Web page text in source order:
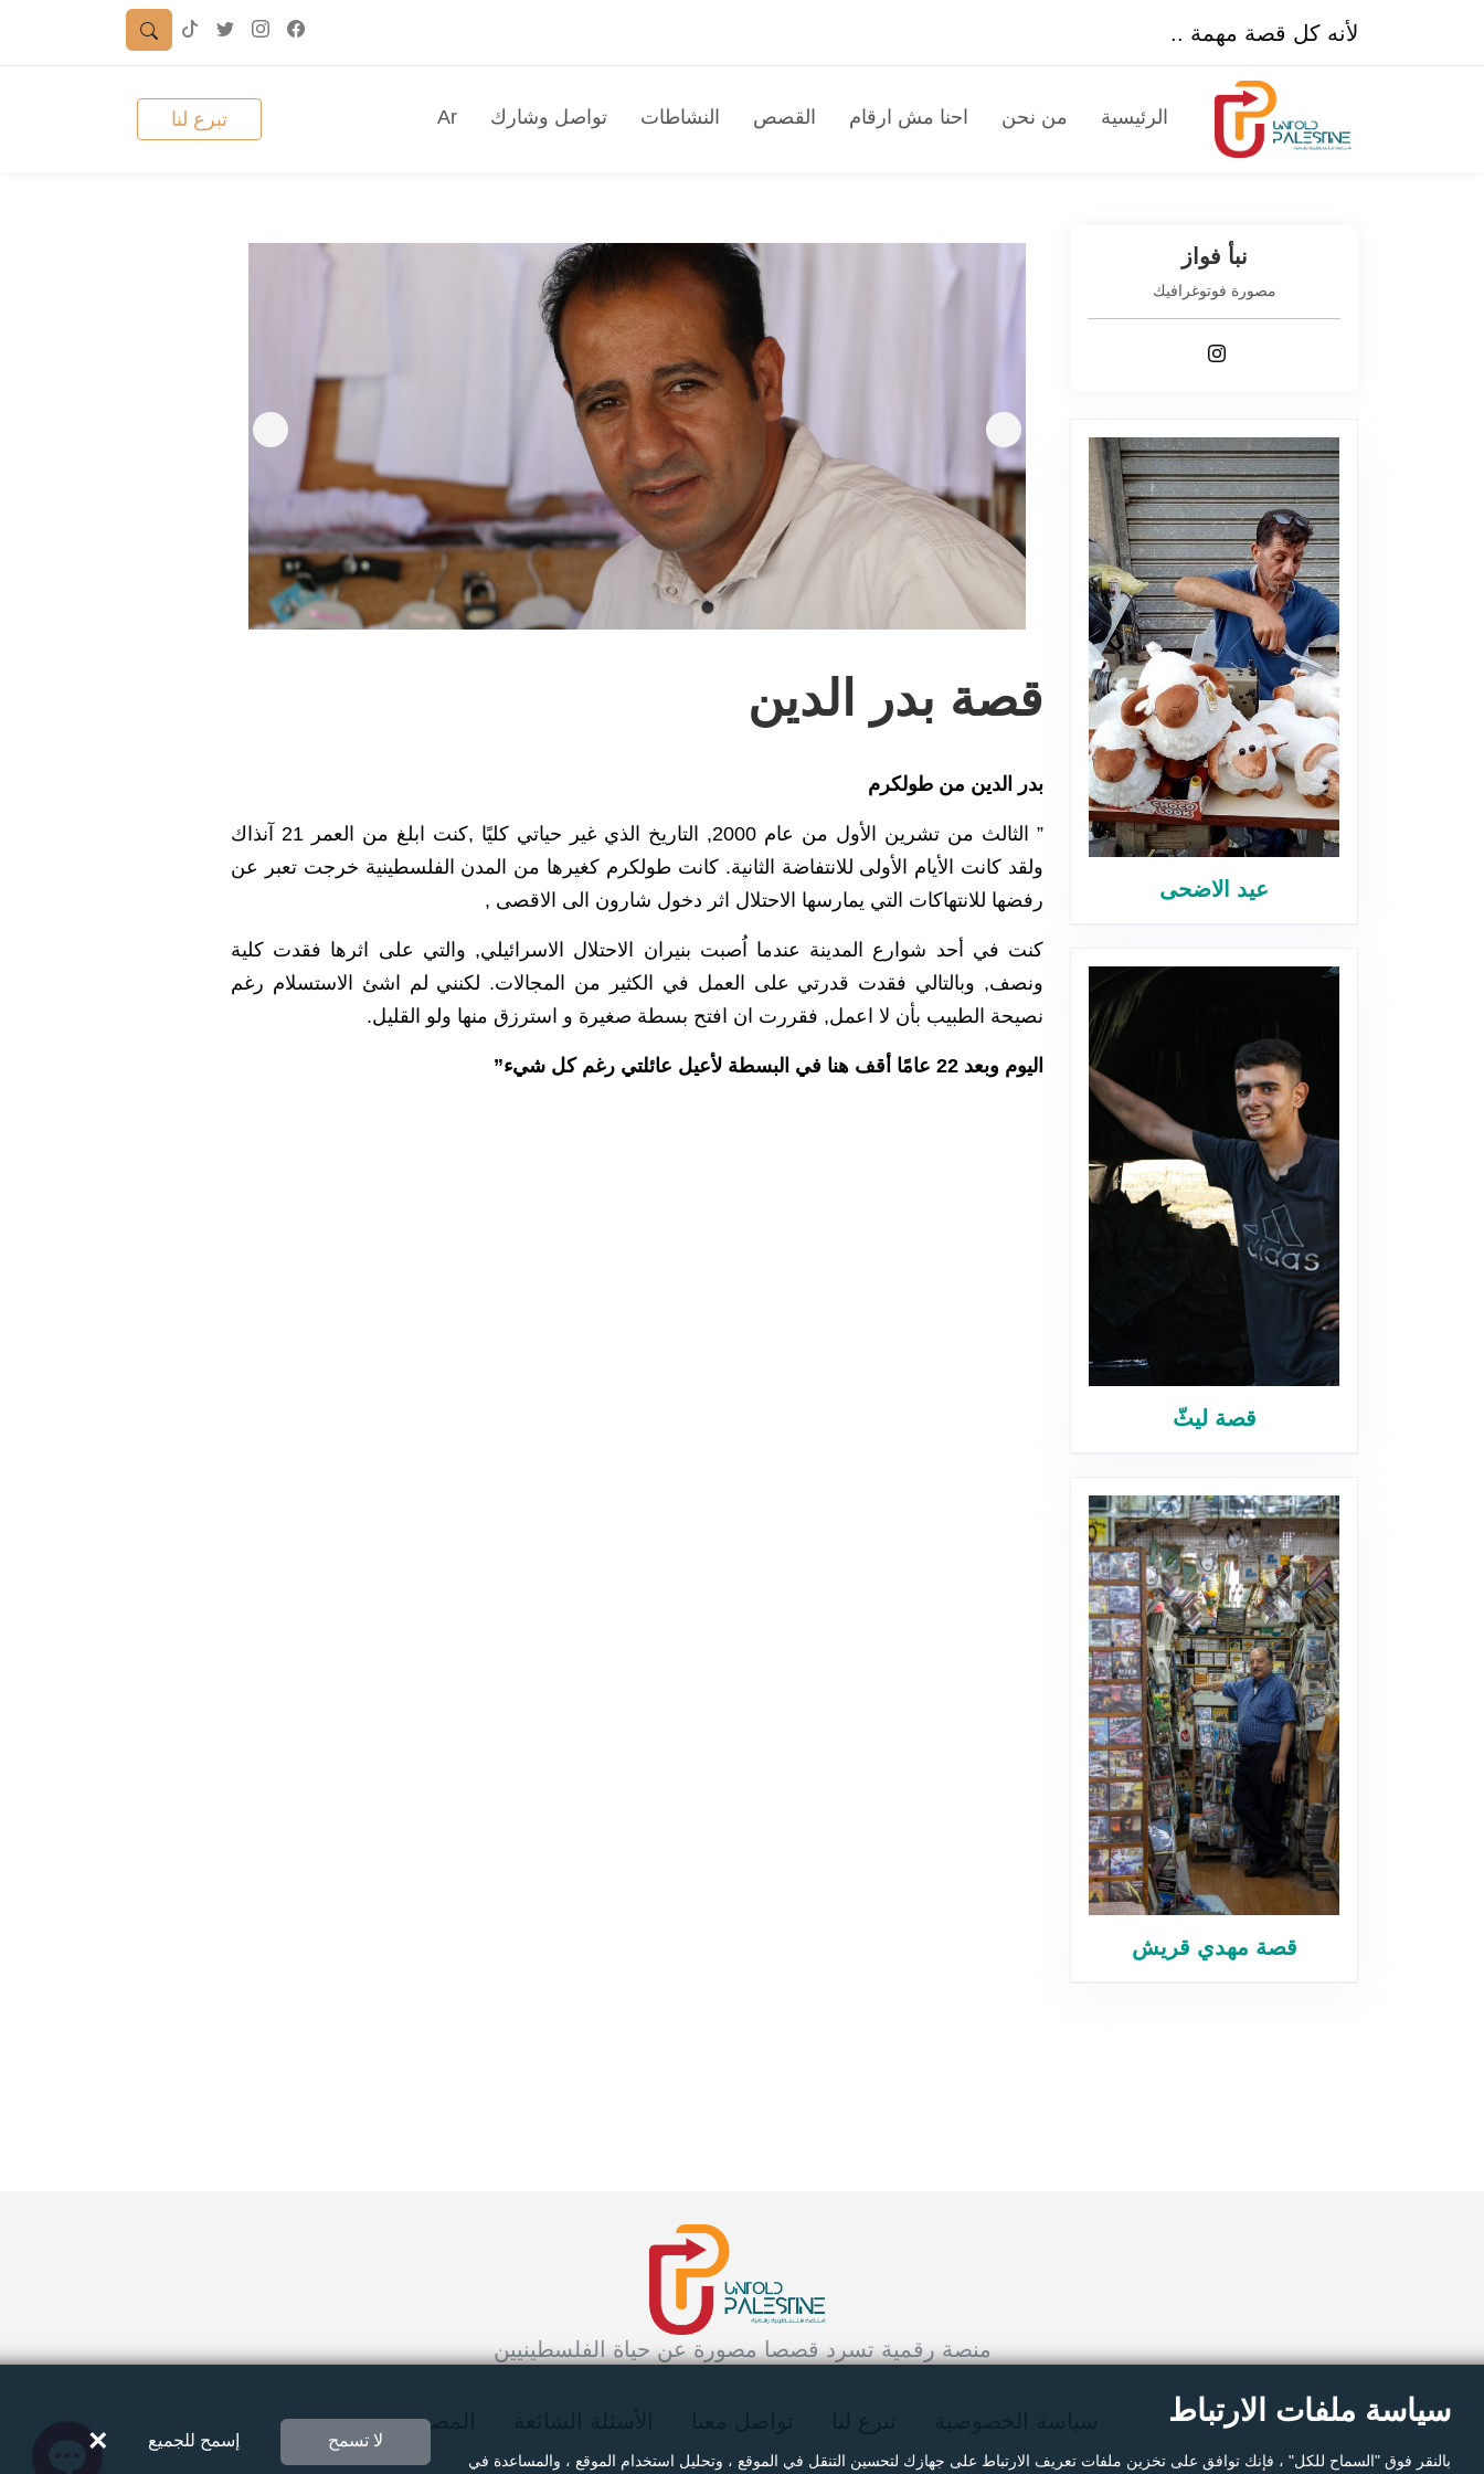
لأنه كل قصة مهمة ..
الرئيسية من نحن احنا مش ارقام القصص النشاطات تواصل وشارك Ar تبرع لنا
نبأ فواز
مصورة فوتوغرافيك
عيد الاضحى
قصة ليثّ
قصة مهدي قريش
قصة بدر الدين
بدر الدين من طولكرم
” الثالث من تشرين الأول من عام 2000, التاريخ الذي غير حياتي كليًا ,كنت ابلغ من العمر 21 آنذاك
ولقد كانت الأيام الأولى للانتفاضة الثانية. كانت طولكرم كغيرها من المدن الفلسطينية خرجت تعبر عن
رفضها للانتهاكات التي يمارسها الاحتلال اثر دخول شارون الى الاقصى ,
كنت في أحد شوارع المدينة عندما اُصبت بنيران الاحتلال الاسرائيلي, والتي على اثرها فقدت كلية
ونصف, وبالتالي فقدت قدرتي على العمل في الكثير من المجالات. لكنني لم اشئ الاستسلام رغم
نصيحة الطبيب بأن لا اعمل, فقررت ان افتح بسطة صغيرة و استرزق منها ولو القليل.
اليوم وبعد 22 عامًا أقف هنا في البسطة لأعيل عائلتي رغم كل شيء”
منصة رقمية تسرد قصصا مصورة عن حياة الفلسطينيين
المصورين سياسة ملفات الارتباط
بالنقر فوق "السماح للكل" ، فإنك توافق على تخزين ملفات تعريف الارتباط على جهازك لتحسين التنقل في الموقع ، وتحليل استخدام الموقع ، والمساعدة في
لا تسمح إسمح للجميع ×